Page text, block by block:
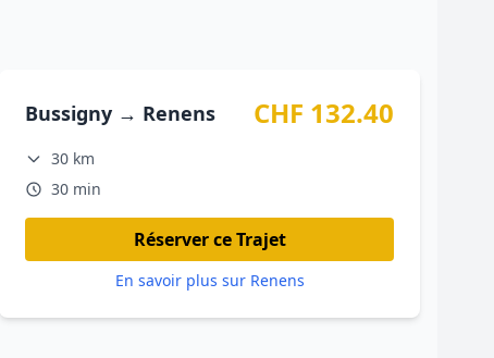
Bussigny → Renens CHF 132.40
30 km
30 min
Réserver ce Trajet
En savoir plus sur Renens